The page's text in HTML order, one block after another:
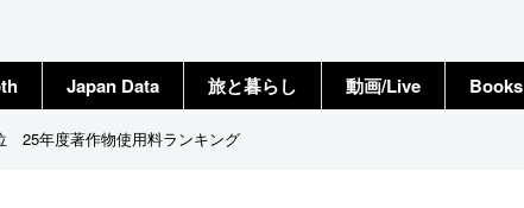
Japan Data 旅と暮らし 動画/Live Books
25年度著作物使用料ランキング